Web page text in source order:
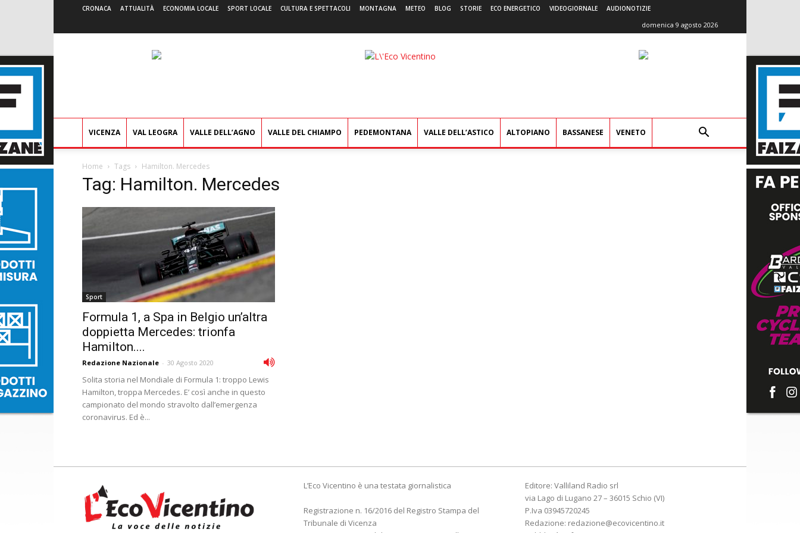
CRONACA ATTUALITÀ ECONOMIA LOCALE SPORT LOCALE CULTURA E SPETTACOLI MONTAGNA METEO BLOG STORIE ECO ENERGETICO VIDEOGIORNALE AUDIONOTIZIE
domenica 9 agosto 2026
L'Eco
VICENZA VAL LEOGRA VALLE DELL’AGNO VALLE DEL CHIAMPO PEDEMONTANA VALLE DELL’ASTICO ALTOPIANO BASSANESE VENETO
Home Tags Hamilton. Mercedes
Tag: Hamilton. Mercedes
Sport
Formula 1, a Spa in Belgio un’altra
doppietta Mercedes: trionfa
Hamilton....
Redazione Nazionale - 30 Agosto 2020
Solita storia nel Mondiale di Formula 1: troppo Lewis
Hamilton, troppa Mercedes. E’ così anche in questo
campionato del mondo stravolto dall’emergenza
coronavirus. Ed è...
L’Eco Vicentino è una testata giornalistica
Registrazione n. 16/2016 del Registro Stampa del
Tribunale di Vicenza
Editore: Valliland Radio srl
via Lago di Lugano 27 – 36015 Schio (VI)
P.Iva 03945720245
Redazione: redazione@ecovicentino.it